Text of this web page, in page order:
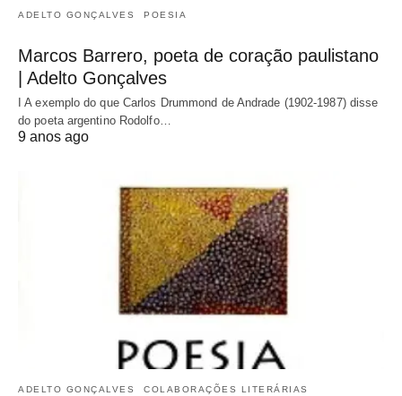
ADELTO GONÇALVES POESIA
Marcos Barrero, poeta de coração paulistano
| Adelto Gonçalves
I A exemplo do que Carlos Drummond de Andrade (1902-1987) disse
do poeta argentino Rodolfo…
9 anos ago
ADELTO GONÇALVES COLABORAÇÕES LITERÁRIAS